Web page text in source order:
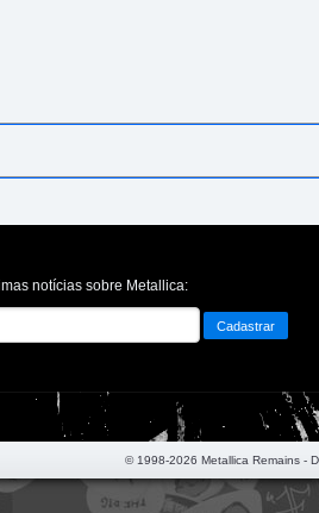
notícias sobre Metallica:
© 1998-2026 Metallica Remains -